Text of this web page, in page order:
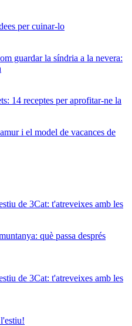
per cuinar-lo
guardar la síndria a la nevera:
14 receptes per aprofitar-ne la
i el model de vacances de
de 3Cat: t'atreveixes amb les
què passa després
de 3Cat: t'atreveixes amb les